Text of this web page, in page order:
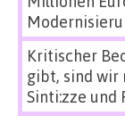
Kritischer
gibt, sind wir
Sinti:zze und